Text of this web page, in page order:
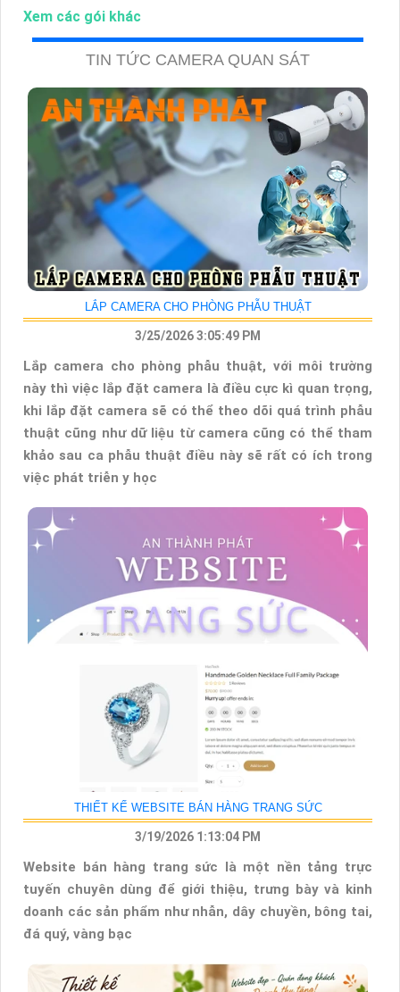
Xem các gói khác
TIN TỨC CAMERA QUAN SÁT
LẮP CAMERA CHO PHÒNG PHẪU THUẬT
3/25/2026 3:05:49 PM
Lắp camera cho phòng phẫu thuật, với môi trường
này thì việc lắp đặt camera là điều cực kì quan trọng,
khi lắp đặt camera sẽ có thể theo dõi quá trình phẫu
thuật cũng như dữ liệu từ camera cũng có thể tham
khảo sau ca phẫu thuật điều này sẽ rất có ích trong
việc phát triễn y học
THIẾT KẾ WEBSITE BÁN HÀNG TRANG SỨC
3/19/2026 1:13:04 PM
Website bán hàng trang sức là một nền tảng trực
tuyến chuyên dùng để giới thiệu, trưng bày và kinh
doanh các sản phẩm như nhẫn, dây chuyền, bông tai,
đá quý, vàng bạc